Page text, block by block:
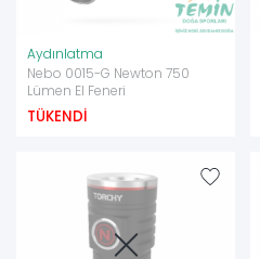
Aydınlatma
Nebo 0015-G Newton 750
Lümen El Feneri
TÜKENDİ